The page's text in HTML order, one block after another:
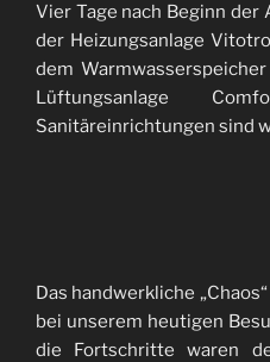
Vier Tage nach Beginn
der Heizungsanlage
dem
Lüftungsanlage
Sanitäreinrichtungen sind
Das handwerkliche
bei unserem heutigen
die Fortschritte waren